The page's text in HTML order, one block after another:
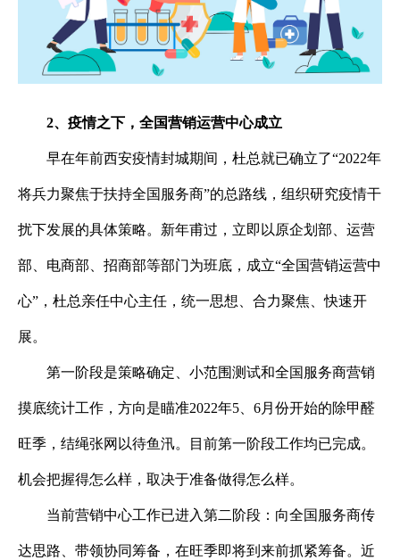
2、 疫情之下，全国营销运营中心成立
早在年前西安疫情封城期间，杜总就已确立了“2022年
将兵力聚焦于扶持全国服务商”的总路线，组织研究疫情干
扰下发展的具体策略。新年甫过，立即以原企划部、运营
部、电商部、招商部等部门为班底，成立“全国营销运营中
心”，杜总亲任中心主任，统一思想、合力聚焦、快速开
展。
第一阶段是策略确定、小范围测试和全国服务商营销
摸底统计工作，方向是瞄准2022年5、 6月份开始的除甲醛
旺季，结绳张网以待鱼汛。目前第一阶段工作均已完成。
机会把握得怎么样，取决于准备做得怎么样。
当前营销中心工作已进入第二阶段：向全国服务商传
达思路、带领协同筹备，在旺季即将到来前抓紧筹备。近